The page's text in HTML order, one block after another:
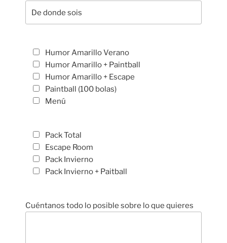
Humor Amarillo Verano
Humor Amarillo + Paintball
Humor Amarillo + Escape
Paintball (100 bolas)
Menú
Pack Total
Escape Room
Pack Invierno
Pack Invierno + Paitball
Cuéntanos todo lo posible sobre lo que quieres